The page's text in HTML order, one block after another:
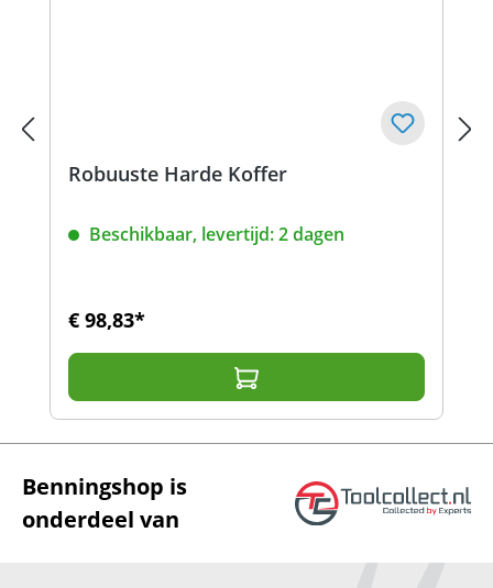
Robuuste Harde Koffer
Beschikbaar, levertijd: 2 dagen
€ 98,83*
Benningshop is
onderdeel van